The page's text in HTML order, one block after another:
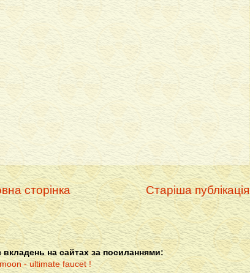
Старіша публікація
сторінка
на сайтах за посиланнями: